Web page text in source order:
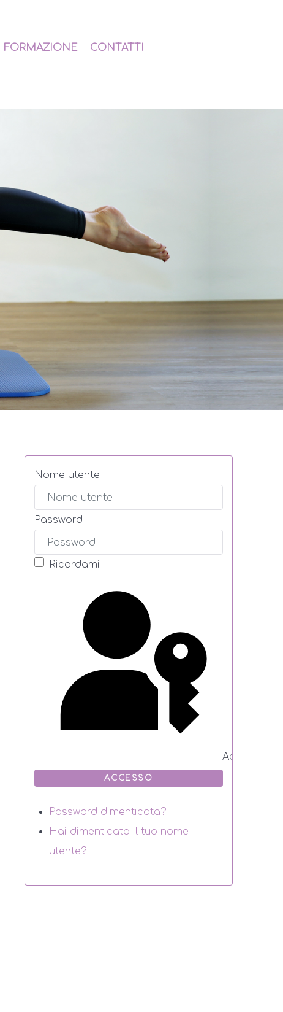
FORMAZIONE CONTATTI
Nome utente
Password
Ricordami
Accedi con
ACCESSO
Password dimenticata?
Hai dimenticato il tuo nome
utente?